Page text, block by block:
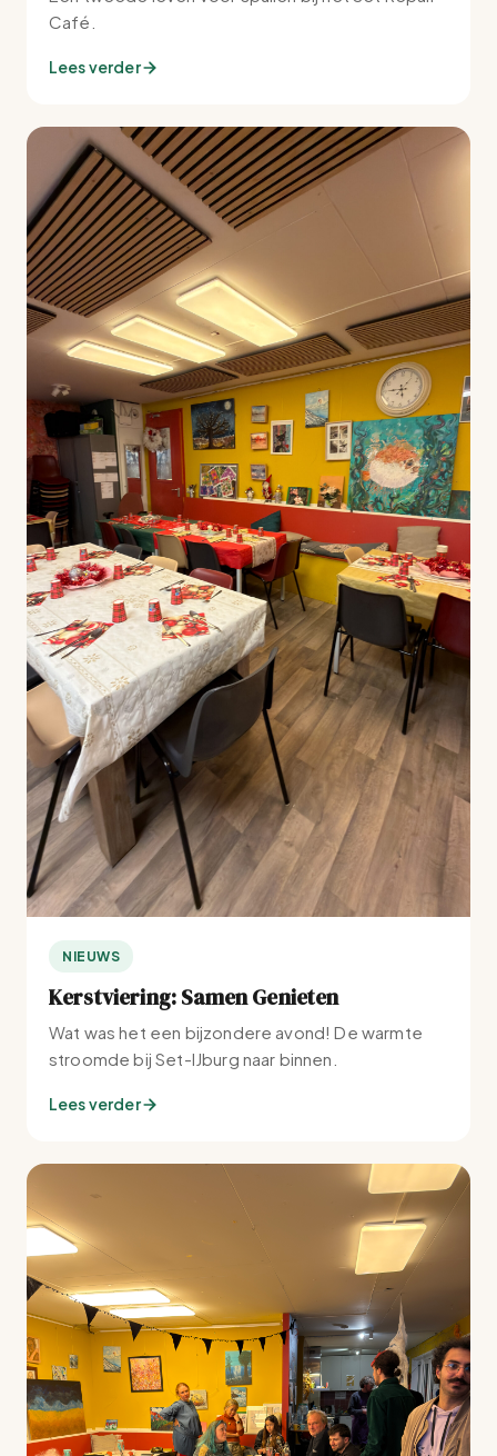
Café.
Lees verder
NIEUWS
Kerstviering: Samen Genieten
Wat was het een bijzondere avond! De warmte
stroomde bij Set-IJburg naar binnen.
Lees verder